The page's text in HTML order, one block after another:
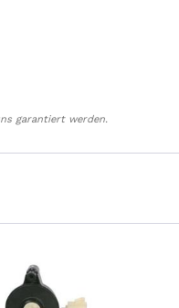
garantiert werden.